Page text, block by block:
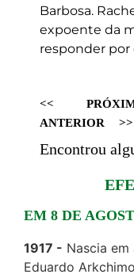
Barbosa.
expoente da
responder por
<<
ANTERIOR
>>
Encontrou
EM 8 DE
1917
Nascia
Eduardo